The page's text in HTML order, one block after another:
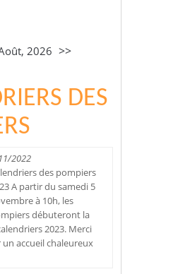
2026 >>
DES
2022
des pompiers
A partir du samedi 5
à 10h, les
débuteront la
2023. Merci
accueil chaleureux